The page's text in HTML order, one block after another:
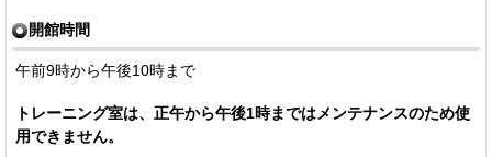
開館時間
午前9時から午後10時まで
トレーニング室は、正午から午後1時まではメンテナンスのため使
用できません。